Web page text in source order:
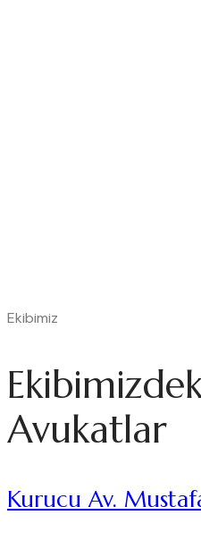
Ekibimiz
Avukatlar
Kurucu Av.